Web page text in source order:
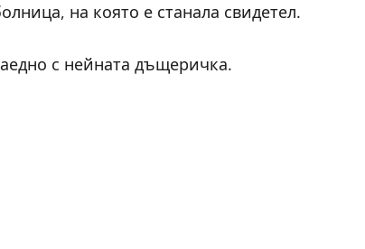
на която е станала свидетел.
с нейната дъщеричка.